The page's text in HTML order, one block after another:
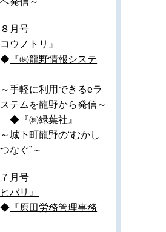
月号
コウノトリ』
◆ 『㈱龍野情報システ
利用できるeラ
テムを龍野から発信～
◆ 『㈱緑葉社』
～城下町龍野の“むかし
なぐ”～
月号
ヒバリ』
◆ 『原田労務管理事務